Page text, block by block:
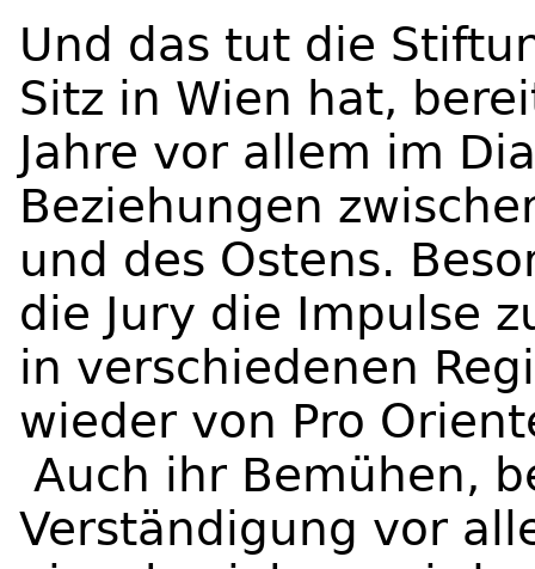
Und das tut die
Sitz in Wien hat,
Jahre vor allem im
Beziehungen
und des Ostens.
die Jury die Impulse
in verschiedenen
wieder von Pro
Auch ihr Bemühen,
Verständigung vor